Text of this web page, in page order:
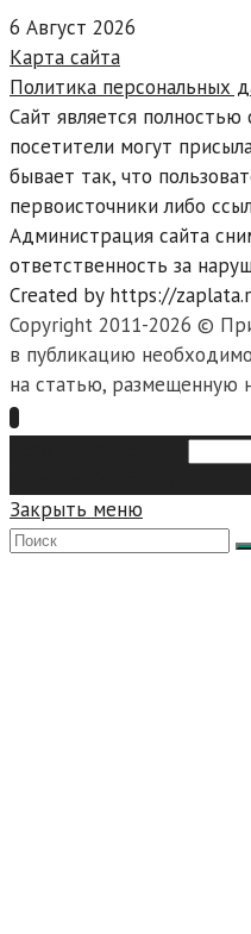
6 Август 2026
Карта сайта
Политика персональных
Сайт является
посетители могут
бывает так, что
первоисточники либо
Администрация сайта
ответственность за
Created by https://
Copyright 2011-2026 ©
в публикацию
на статью, размещенную
Закрыть меню